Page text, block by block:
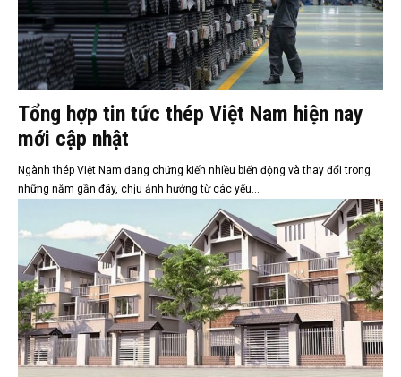
Tổng hợp tin tức thép Việt Nam hiện nay
mới cập nhật
Ngành thép Việt Nam đang chứng kiến nhiều biến động và thay đổi trong
những năm gần đây, chịu ảnh hưởng từ các yếu...